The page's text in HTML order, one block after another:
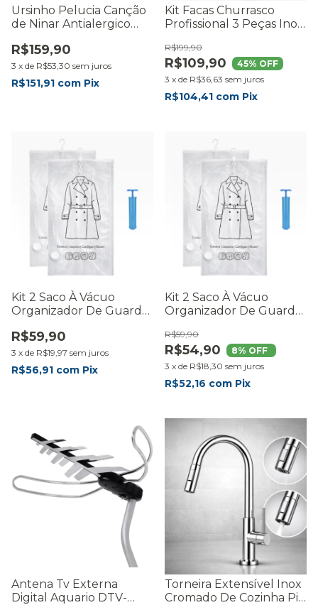
Ursinho Pelucia Canção
de Ninar Antialergico
Projetor Luz
R$159,90
3 x de R$53,30 sem juros
R$151,91 com Pix
Kit Facas Churrasco
Profissional 3 Peças Inox
RmaisCasa
R$109,90
R$199,90
45% OFF
3 x de R$36,63 sem juros
R$104,41 com Pix
Kit 2 Saco À Vácuo
Organizador De Guarda
Cabide
R$59,90
3 x de R$19,97 sem juros
R$56,91 com Pix
Kit 2 Saco À Vácuo
Organizador De Guarda
Cabide
R$54,90
R$59,90
8% OFF
3 x de R$18,30 sem juros
R$52,16 com Pix
Antena Tv Externa
Digital Aquario DTV-
Torneira Extensível Inox
Cromado De Cozinha Pia